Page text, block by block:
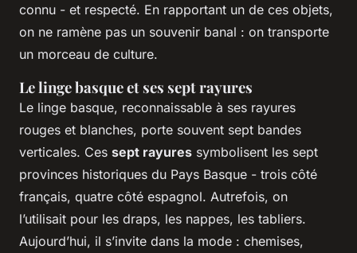
connu - et respecté. En rapportant un de ces objets,
on ne ramène pas un souvenir banal : on transporte
un morceau de culture.
Le linge basque et ses sept rayures
Le linge basque, reconnaissable à ses rayures
rouges et blanches, porte souvent sept bandes
verticales. Ces sept rayures symbolisent les sept
provinces historiques du Pays Basque - trois côté
français, quatre côté espagnol. Autrefois, on
l’utilisait pour les draps, les nappes, les tabliers.
Aujourd’hui, il s’invite dans la mode : chemises,